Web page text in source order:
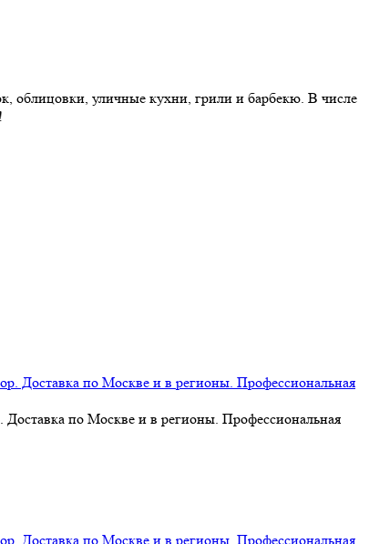
облицовки, уличные кухни, грили и барбекю. В числе
по Москве и в регионы. Профессиональная